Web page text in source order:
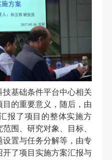
技基础条件平台中心相关
的重要意义 ，随后，由
报了项目的整体实施方
围、研究对象、目标、
设置与任务分解等 ， 由专
了项目实施方案汇报与